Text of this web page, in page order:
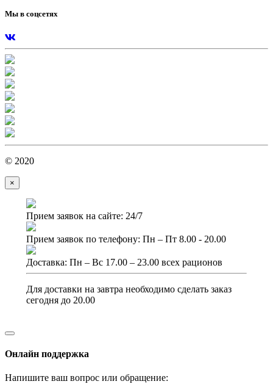
Мы в соцсетях
© 2020
×
Прием заявок на сайте: 24/7
Прием заявок по телефону: Пн – Пт 8.00 - 20.00
Доставка: Пн – Вс 17.00 – 23.00 всех рационов
Для доставки на завтра необходимо сделать заказ
сегодня до 20.00
Онлайн поддержка
Напишите ваш вопрос или обращение: